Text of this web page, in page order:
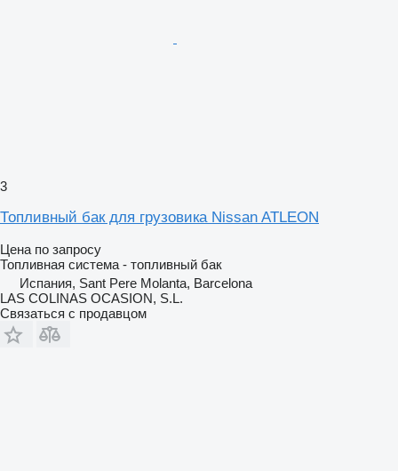
3
Топливный бак для грузовика Nissan ATLEON
Цена по запросу
Топливная система - топливный бак
Испания, Sant Pere Molanta, Barcelona
LAS COLINAS OCASION, S.L.
Связаться с продавцом